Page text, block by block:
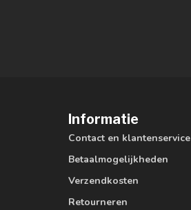
Informatie
Contact en klantenservice
Betaalmogelijkheden
Verzendkosten
Retourneren